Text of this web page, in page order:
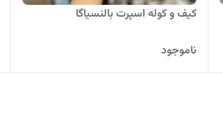
کیف و کوله اسپرت بالنسیاگا
ناموجود